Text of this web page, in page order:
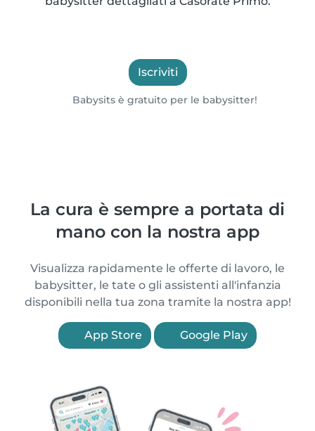
Iscriviti
Babysits è gratuito per le babysitter!
La cura è sempre a portata di
mano con la nostra app
Visualizza rapidamente le offerte di lavoro, le
babysitter, le tate o gli assistenti all'infanzia
disponibili nella tua zona tramite la nostra app!
App Store Google Play